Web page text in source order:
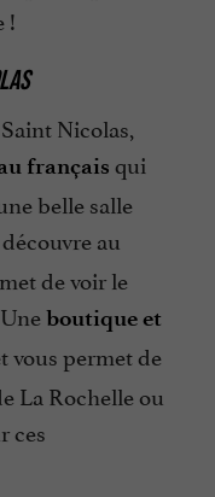
!
Nicolas,
français qui
belle salle
au
de voir le
boutique et
vous permet de
La Rochelle ou
ces